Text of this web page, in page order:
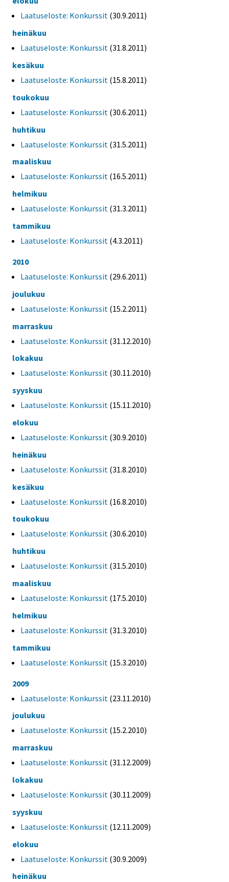
Laatuseloste: Konkurssit (30.9.2011)
heinäkuu
Laatuseloste: Konkurssit (31.8.2011)
kesäkuu
Laatuseloste: Konkurssit (15.8.2011)
toukokuu
Laatuseloste: Konkurssit (30.6.2011)
huhtikuu
Laatuseloste: Konkurssit (31.5.2011)
maaliskuu
Laatuseloste: Konkurssit (16.5.2011)
helmikuu
Laatuseloste: Konkurssit (31.3.2011)
tammikuu
Laatuseloste: Konkurssit (4.3.2011)
2010
Laatuseloste: Konkurssit (29.6.2011)
joulukuu
Laatuseloste: Konkurssit (15.2.2011)
marraskuu
Laatuseloste: Konkurssit (31.12.2010)
lokakuu
Laatuseloste: Konkurssit (30.11.2010)
syyskuu
Laatuseloste: Konkurssit (15.11.2010)
elokuu
Laatuseloste: Konkurssit (30.9.2010)
heinäkuu
Laatuseloste: Konkurssit (31.8.2010)
kesäkuu
Laatuseloste: Konkurssit (16.8.2010)
toukokuu
Laatuseloste: Konkurssit (30.6.2010)
huhtikuu
Laatuseloste: Konkurssit (31.5.2010)
maaliskuu
Laatuseloste: Konkurssit (17.5.2010)
helmikuu
Laatuseloste: Konkurssit (31.3.2010)
tammikuu
Laatuseloste: Konkurssit (15.3.2010)
2009
Laatuseloste: Konkurssit (23.11.2010)
joulukuu
Laatuseloste: Konkurssit (15.2.2010)
marraskuu
Laatuseloste: Konkurssit (31.12.2009)
lokakuu
Laatuseloste: Konkurssit (30.11.2009)
syyskuu
Laatuseloste: Konkurssit (12.11.2009)
elokuu
Laatuseloste: Konkurssit (30.9.2009)
heinäkuu